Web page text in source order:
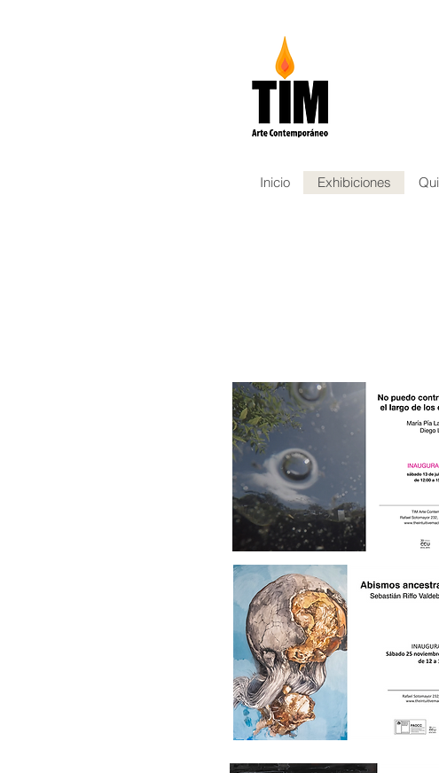
Inicio Exhibiciones